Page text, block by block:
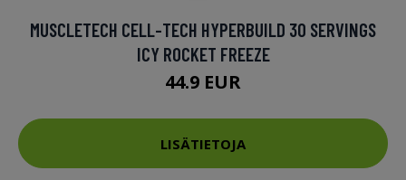
MUSCLETECH CELL-TECH HYPERBUILD 30 SERVINGS
ICY ROCKET FREEZE
44.9 EUR
LISÄTIETOJA